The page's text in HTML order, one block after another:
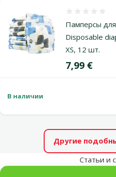
Памперсы для
Disposable
ХS, 12 шт.
Цена
7,99 €
В наличии
Другие
Статьи и